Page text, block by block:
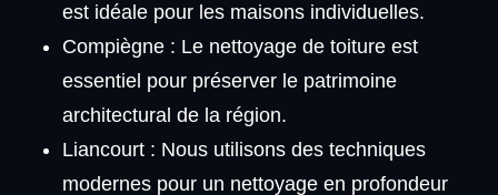
est idéale pour les maisons individuelles.
Compiègne : Le nettoyage de toiture est
essentiel pour préserver le patrimoine
architectural de la région.
Liancourt : Nous utilisons des techniques
modernes pour un nettoyage en profondeur